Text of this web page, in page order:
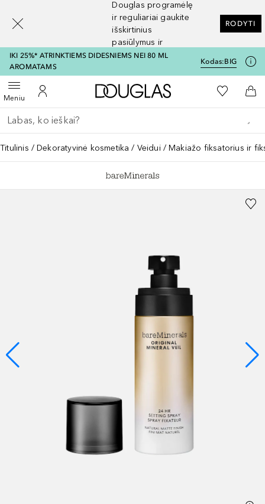
Douglas programėlę
ir reguliariai gaukite
išskirtinius
pasiūlymus ir
nuolaidas
RODYTI
IKI 25%* ATRINKTIEMS DIDESNIEMS NEI 80 ML
AROMATAMS
Kodas:BIG
MeniuAtidaryti meniuĮ mano paskyrą
Į Douglas pagrindinį
Į mano
Į
Grįžk atgal
Vykdykite paiešką
Titulinis Dekoratyvinė kosmetika Veidui Makiažo fiksatorius ir
[navigation.slideout.screenreader]